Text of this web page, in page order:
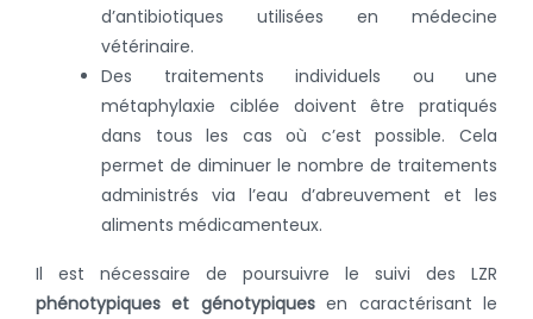
d’antibiotiques utilisées en médecine
vétérinaire.
Des traitements individuels ou une
métaphylaxie ciblée doivent être pratiqués
dans tous les cas où c’est possible. Cela
permet de diminuer le nombre de traitements
administrés via l’eau d’abreuvement et les
aliments médicamenteux.
Il est nécessaire de poursuivre le suivi des LZR
phénotypiques et génotypiquesen caractérisant le